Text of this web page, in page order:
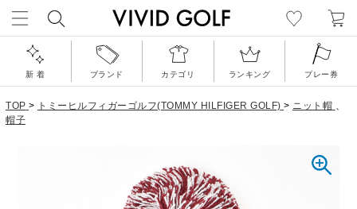
新 着 ブランド カテゴリ ランキング プレー券
TOP > トミーヒルフィガーゴルフ(TOMMY HILFIGER GOLF) > ニット帽 、
帽子